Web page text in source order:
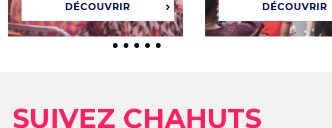
DÉCOUVRIR DÉCOUVRIR
SUIVEZ CHAHUTS